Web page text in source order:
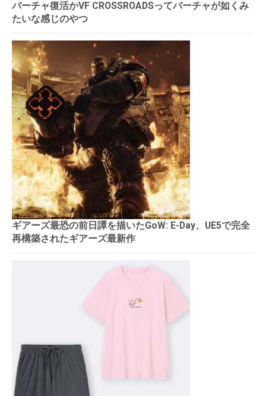
バーチャ復活かVF CROSSROADSってバーチャが如くみ
たいな感じのやつ
ギアーズ最恐の前日譚を描いたGoW: E-Day、UE5で完全
再構築されたギアーズ最新作